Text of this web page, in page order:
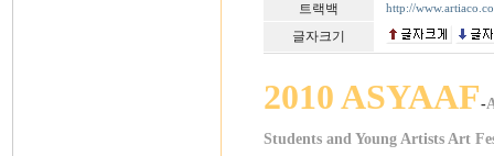
트랙백
http://
글자크기
2010 ASYAAF-
Students and Young Artists Art